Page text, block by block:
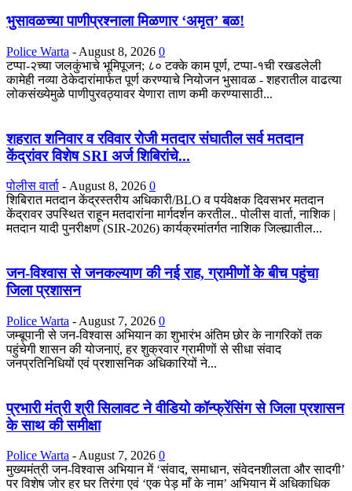
भुसावळच्या पाणीप्रश्नाला मिळणार ‘अमृत’ बळ!
Police Warta - August 8, 2026 0
टप्पा-२च्या जलकुंभाचे भूमिपूजन; ८० टक्के काम पूर्ण, टप्पा-१ची रखडलेली
कामेही नव्या ठेकेदारांमार्फत पूर्ण करण्याचे नियोजन भुसावळ - शहरातील वाढत्या
लोकसंख्येमुळे पाणीपुरवठ्यावर येणारा ताण कमी करण्यासाठी...
शहरात शनिवार व रविवार रोजी मतदार संघातील सर्व मतदान
केंद्रांवर विशेष SRI अर्ज शिबिरांचे...
पोलीस वार्ता - August 8, 2026 0
शिबिरात मतदान केंद्रस्तरीय अधिकारी/BLO व पर्यवेक्षक दिवसभर मतदान
केंद्रावर उपस्थित राहून मतदारांना मार्गदर्शन करतील.. पोलीस वार्ता, नाशिक |
मतदान यादी पुनरीक्षण (SIR-2026) कार्यक्रमांतर्गत नाशिक जिल्ह्यातील...
जन-विश्वास से जनकल्याण की नई राह, ग्रामीणों के बीच पहुंचा
जिला प्रशासन
Police Warta - August 7, 2026 0
जम्बूपानी से जन-विश्वास अभियान का शुभारंभ अंतिम छोर के नागरिकों तक
पहुंचेगी शासन की योजनाएं, हर शुक्रवार ग्रामीणों से सीधा संवाद
जनप्रतिनिधियों एवं प्रशासनिक अधिकारियों ने...
प्रभारी मंत्री श्री सिलावट ने वीडियो कॉन्फ्रेंसिंग से जिला प्रशासन
के साथ की समीक्षा
Police Warta - August 7, 2026 0
मुख्यमंत्री जन-विश्वास अभियान में ‘संवाद, समाधान, संवेदनशीलता और सादगी’
पर विशेष जोर हर घर तिरंगा एवं ‘एक पेड़ माँ के नाम’ अभियान में अधिकाधिक